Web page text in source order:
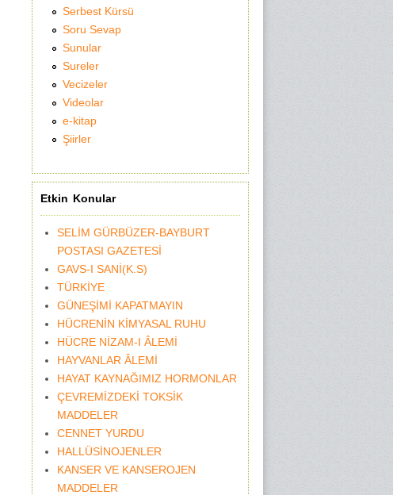
Serbest Kürsü
Soru Sevap
Sunular
Sureler
Vecizeler
Videolar
e-kitap
Şiirler
Etkin Konular
SELİM GÜRBÜZER-BAYBURT
POSTASI GAZETESİ
GAVS-I SANİ(K.S)
TÜRKİYE
GÜNEŞİMİ KAPATMAYIN
HÜCRENİN KİMYASAL RUHU
HÜCRE NİZAM-I ÂLEMİ
HAYVANLAR ÂLEMİ
HAYAT KAYNAĞIMIZ HORMONLAR
ÇEVREMİZDEKİ TOKSİK
MADDELER
CENNET YURDU
HALLÜSİNOJENLER
KANSER VE KANSEROJEN
MADDELER